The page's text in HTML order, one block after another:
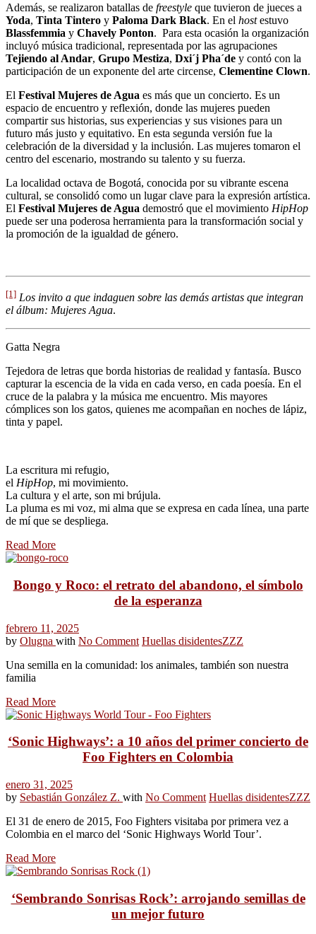
Además, se realizaron batallas de freestyle que tuvieron de jueces a
Yoda, Tinta Tintero y Paloma Dark Black. En el hostestuvo
Blassfemmia y Chavely Ponton. Para esta ocasión la organización
incluyó música tradicional, representada por las agrupaciones
Tejiendo al Andar, Grupo Mestiza, Dxi´j Pha´de y contó con la
participación de un exponente del arte circense, Clementine Clown.
El Festival Mujeres de Agua es más que un concierto. Es un
espacio de encuentro y reflexión, donde las mujeres pueden
compartir sus historias, sus experiencias y sus visiones para un
futuro más justo y equitativo. En esta segunda versión fue la
celebración de la diversidad y la inclusión. Las mujeres tomaron el
centro del escenario, mostrando su talento y su fuerza.
La localidad octava de Bogotá, conocida por su vibrante escena
cultural, se consolidó como un lugar clave para la expresión artística.
El Festival Mujeres de Agua demostró que el movimiento HipHop
puede ser una poderosa herramienta para la transformación social y
la promoción de la igualdad de género.
[1] Los invito a que indaguen sobre las demás artistas que integran
el álbum: Mujeres Agua.
Gatta Negra
Tejedora de letras que borda historias de realidad y fantasía. Busco
capturar la escencia de la vida en cada verso, en cada poesía. En el
cruce de la palabra y la música me encuentro. Mis mayores
cómplices son los gatos, quienes me acompañan en noches de lápiz,
tinta y papel.
La escritura mi refugio,
el HipHop, mi movimiento.
La cultura y el arte, son mi brújula.
La pluma es mi voz, mi alma que se expresa en cada línea, una parte
de mí que se despliega.
Read More
Bongo y Roco: el retrato del abandono, el símbolo
de la esperanza
febrero 11, 2025
by Olugna with No Comment Huellas disidentesZZZ
Una semilla en la comunidad: los animales, también son nuestra
familia
Read More
‘Sonic Highways’: a 10 años del primer concierto de
Foo Fighters en Colombia
enero 31, 2025
by Sebastián González Z. with No Comment Huellas disidentesZZZ
El 31 de enero de 2015, Foo Fighters visitaba por primera vez a
Colombia en el marco del ‘Sonic Highways World Tour’.
Read More
‘Sembrando Sonrisas Rock’: arrojando semillas de
un mejor futuro